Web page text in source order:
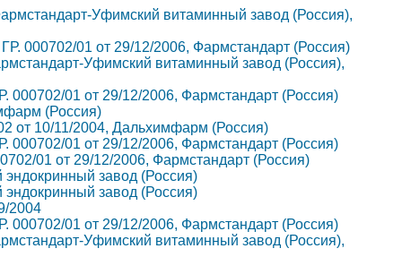
Уфимский витаминный завод (Россия),
000702/01 от 29/12/2006, Фармстандарт (Россия)
Уфимский витаминный завод (Россия),
000702/01 от 29/12/2006, Фармстандарт (Россия)
(Россия)
от 10/11/2004, Дальхимфарм (Россия)
000702/01 от 29/12/2006, Фармстандарт (Россия)
01 от 29/12/2006, Фармстандарт (Россия)
эндокринный завод (Россия)
эндокринный завод (Россия)
2004
000702/01 от 29/12/2006, Фармстандарт (Россия)
Уфимский витаминный завод (Россия),